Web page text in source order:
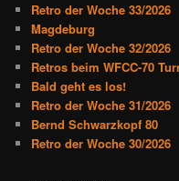
a
v
i
g
a
t
i
o
n
Retro der Woche 33/2026
Magdeburg
Retro der Woche 32/2026
Retros beim WFCC-70
Bald geht es los!
Retro der Woche 31/2026
Bernd Schwarzkopf 80
Retro der Woche 30/2026